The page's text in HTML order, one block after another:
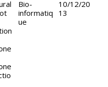
Bio-
informatiq
ue
10/12/20
13